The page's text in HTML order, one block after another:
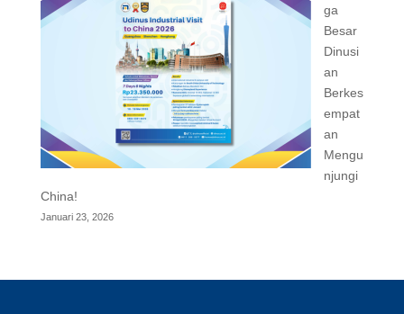
ga
Besar
Dinusi
an
Berkes
empat
an
Mengu
njungi
China!
Januari 23, 2026